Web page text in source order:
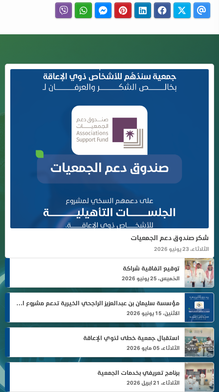
شكر صندوق دعم الجمعيات
الثلاثاء، 23 يونيو 2026
توقيع اتفاقية شراكة
الخميس، 25 يونيو 2026
مؤسسة سليمان بن عبدالعزيز الراجحي الخيرية تدعم مشروع الأجهزة الطبية المساندة
الاثنين، 15 يونيو 2026
استقبال جمعية خطى لذوي الإعاقة
الثلاثاء، 05 مايو 2026
برنامج تعريفي بخدمات الجمعية
الثلاثاء، 21 ابريل 2026